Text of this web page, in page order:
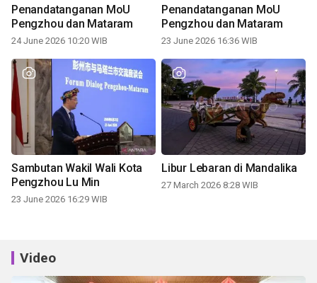
Penandatanganan MoU
Pengzhou dan Mataram
24 June 2026 10:20 WIB
Penandatanganan MoU
Pengzhou dan Mataram
23 June 2026 16:36 WIB
Sambutan Wakil Wali Kota
Pengzhou Lu Min
23 June 2026 16:29 WIB
Libur Lebaran di Mandalika
27 March 2026 8:28 WIB
Video